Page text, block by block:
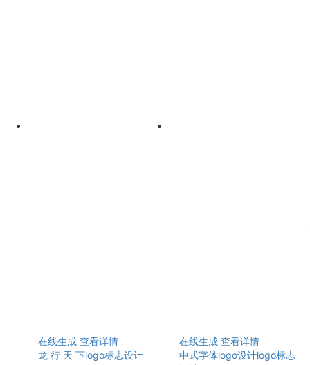
在线生成 查看详情
龙 行 天 下logo标志设计
在线生成 查看详情
中式字体logo设计logo标志